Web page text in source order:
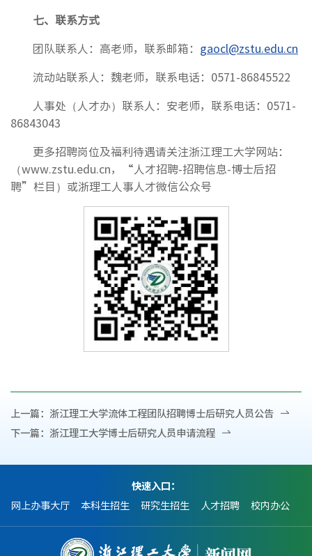
七、 联系方式
团队联系人：高老师，联系邮箱： gaocl@zstu.edu.cn
流动站联系人：魏老师，联系电话：0571-86845522
人事处（人才办）联系人：安老师，联系电话：0571-
86843043
更多招聘岗位及福利待遇请关注浙江理工大学网站：
（www.zstu.edu.cn，“人才招聘-招聘信息-博士后招
聘”栏目）或浙理工人事人才微信公众号
上一篇： 浙江理工大学流体工程团队招聘博士后研究人员公告
下一篇： 浙江理工大学博士后研究人员申请流程
快速入口：
网上办事大厅
本科生招生 研究生招生 人才招聘 校内办公